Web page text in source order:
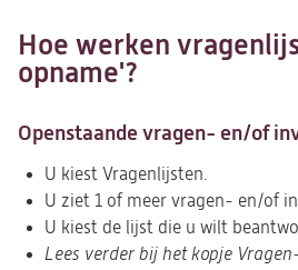
Hoe werken
opname'?
Openstaande vragen- en/of
U kiest Vragenlijsten.
U ziet 1 of meer vragen- en/of
U kiest de lijst die u wilt
Lees verder bij het kopje